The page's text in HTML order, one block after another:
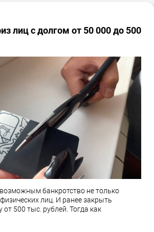
лиц с долгом от 50 000 до 500
банкротство не только
лиц. И ранее закрыть
500 тыс. рублей. Тогда как